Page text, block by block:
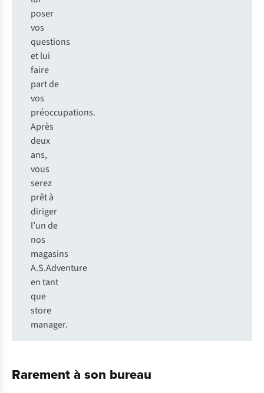
poser
vos
questions
et lui
faire
part de
vos
préoccupations.
Après
deux
ans,
vous
serez
prêt à
diriger
l’un de
nos
magasins
A.S.Adventure
en tant
que
store
manager.
Rarement à son bureau